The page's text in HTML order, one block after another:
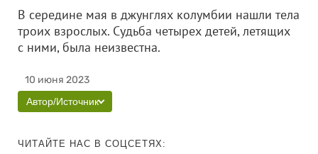
В середине мая в джунглях колумбии нашли тела
троих взрослых. Судьба четырех детей, летящих
с ними, была неизвестна.
10 июня 2023
Автор/Источник
ЧИТАЙТЕ НАС В СОЦСЕТЯХ: